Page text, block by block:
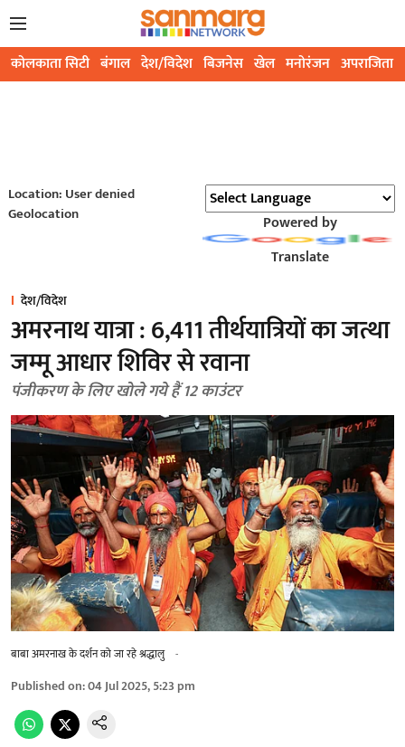
कोलकाता सिटी बंगाल देश/विदेश बिजनेस खेल मनोरंजन अपराजिता
Location: User denied
Geolocation
Powered by
Translate
देश/विदेश
अमरनाथ यात्रा : 6,411 तीर्थयात्रियों का जत्था
जम्मू आधार शिविर से रवाना
पंजीकरण के लिए खोले गये हैं 12 काउंटर
बाबा अमरनाख के दर्शन को जा रहे श्रद्धालु -
Published on:04 Jul 2025, 5:23 pm